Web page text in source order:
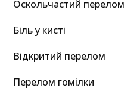
Оскольчастий перелом
Біль у кисті
Відкритий перелом
Перелом гомілки